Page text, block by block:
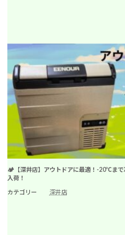
🏕️【深井店】アウトドアに最適！-20℃まで
入荷！
カテゴリー
深井店